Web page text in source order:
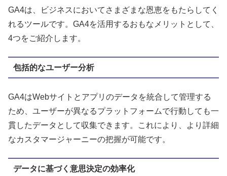
GA4は、ビジネスにおいてさまざまな恩恵をもたらしてく
れるツールです。GA4を活用するおもなメリットとして、
4つをご紹介します。
包括的なユーザー分析
GA4はWebサイトとアプリのデータを統合して管理する
ため、ユーザーが異なるプラットフォームで行動しても一
貫したデータとして収集できます。これにより、より詳細
なカスタマージャーニーの把握が可能です。
データに基づく意思決定の効率化